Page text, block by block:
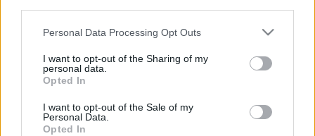
Please note that this website/app uses one or more Google
not limited to your visit or usage behaviour. You may click to
grant or deny consent to Google and its third-party tags to
use your data for below specified purposes in below Google
consent section.
Personal Data Processing Opt Outs
I want to opt-out of the Sharing of my
personal data.
Opted In
I want to opt-out of the Sale of my
Personal Data.
Opted In